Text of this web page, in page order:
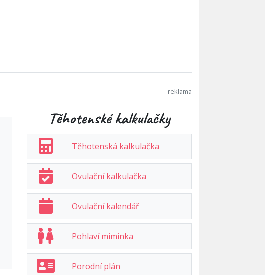
Těhotenské kalkulačky
Těhotenská kalkulačka
Ovulační kalkulačka
Ovulační kalendář
Pohlaví miminka
Porodní plán